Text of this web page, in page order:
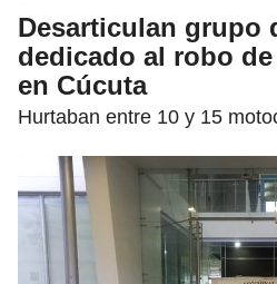
Desarticulan grupo
dedicado al robo
en Cúcuta
Hurtaban entre 10 y 15